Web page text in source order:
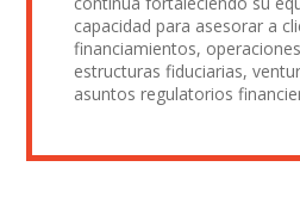
capacidad para asesorar a
financiamientos,
estructuras fiduciarias,
asuntos regulatorios